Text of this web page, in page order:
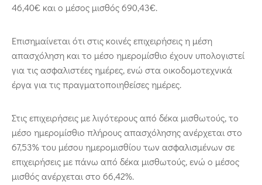
46,40€ και ο μέσος μισθός 690,43€.
Επισημαίνεται ότι στις κοινές επιχειρήσεις η μέση
απασχόληση και το μέσο ημερομίσθιο έχουν υπολογιστεί
για τις ασφαλιστέες ημέρες, ενώ στα οικοδομοτεχνικά
έργα για τις πραγματοποιηθείσες ημέρες.
Στις επιχειρήσεις με λιγότερους από δέκα μισθωτούς, το
μέσο ημερομίσθιο πλήρους απασχόλησης ανέρχεται στο
67,53% του μέσου ημερομισθίου των ασφαλισμένων σε
επιχειρήσεις με πάνω από δέκα μισθωτούς, ενώ ο μέσος
μισθός ανέρχεται στο 66,42%.